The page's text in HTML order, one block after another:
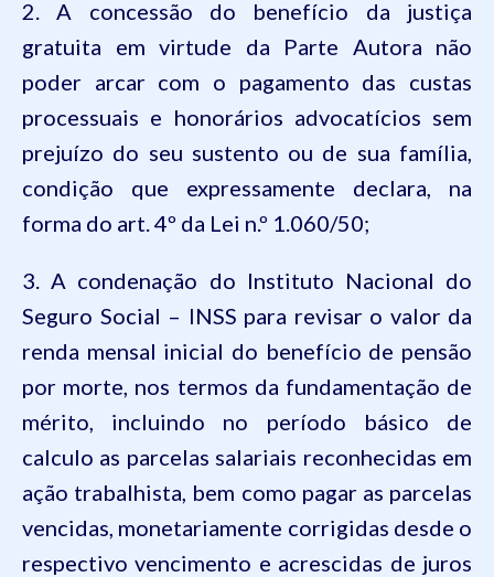
2. A concessão do benefício da justiça
gratuita em virtude da Parte Autora não
poder arcar com o pagamento das custas
processuais e honorários advocatícios sem
prejuízo do seu sustento ou de sua família,
condição que expressamente declara, na
forma do art. 4º da Lei n.º 1.060/50;
3. A condenação do Instituto Nacional do
Seguro Social – INSS para revisar o valor da
renda mensal inicial do benefício de pensão
por morte, nos termos da fundamentação de
mérito, incluindo no período básico de
calculo as parcelas salariais reconhecidas em
ação trabalhista, bem como pagar as parcelas
vencidas, monetariamente corrigidas desde o
respectivo vencimento e acrescidas de juros